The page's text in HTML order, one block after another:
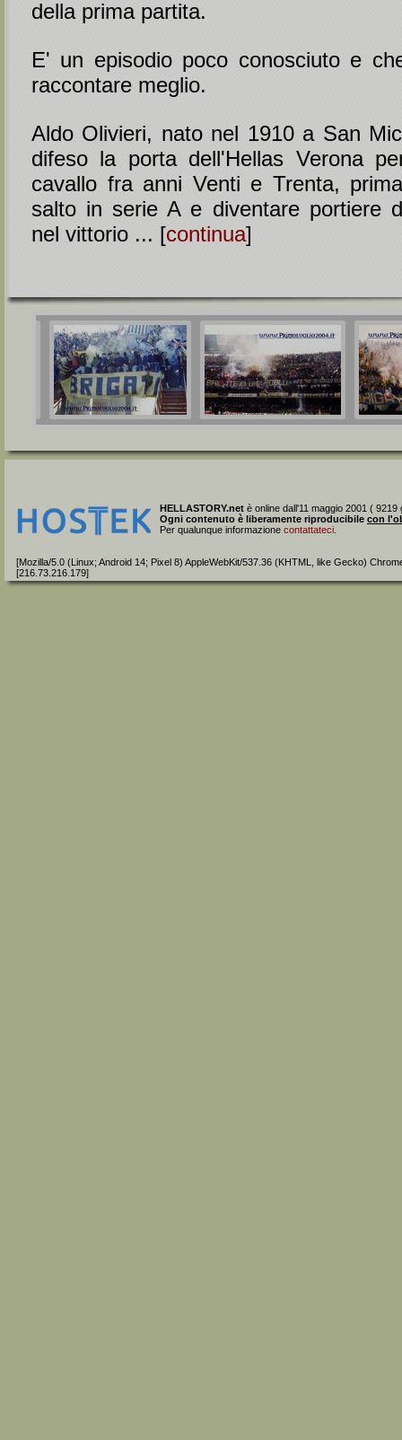
della prima partita.
E' un episodio poco conosciuto e
raccontare meglio.
Aldo Olivieri, nato nel 1910 a San
difeso la porta dell'Hellas Verona
cavallo fra anni Venti e Trenta,
salto in serie A e diventare portiere
nel vittorio ... [continua]
HELLASTORY.net è online dall'11 maggio 2001 ( 9219
Ogni contenuto è liberamente riproducibile con
Per qualunque informazione contattateci.
[Mozilla/5.0 (Linux; Android 14; Pixel 8) AppleWebKit/537.36 (KHTML, like Gecko)
[216.73.216.179]